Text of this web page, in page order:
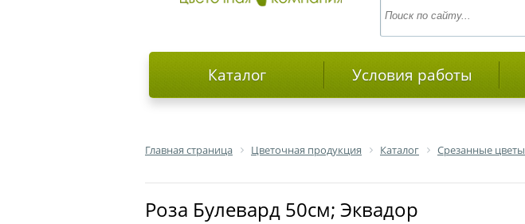
Каталог Условия работы
Главная страница Цветочная продукция Каталог Срезанные цветы
роза Булевард 50см; Эквадор